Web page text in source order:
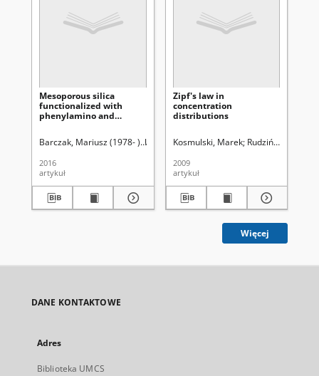
Mesoporous silica
functionalized with
phenylamino and
characterization and use
Barczak, Mariusz (1978- ) Uniwersytet Marii Curie-Skłodowskiej
2016
artykuł
Zipf's law in
concentration
distributions
Kosmulski, Marek Rudziński,
2009
artykuł
Więcej
DANE KONTAKTOWE
Adres
Biblioteka UMCS